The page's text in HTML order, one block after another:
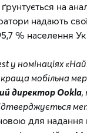
на
надають
% населення
у номінаціях
мобільна
директор Ookla,
для